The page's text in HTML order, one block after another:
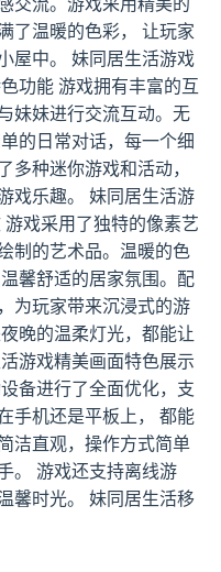
了温暖的色彩， 让玩家
屋中。 妹同居生活游戏
功能 游戏拥有丰富的互
妹妹进行交流互动。无
的日常对话，每一个细
种迷你游戏和活动，
戏乐趣。 妹同居生活游
戏采用了独特的像素艺
制的艺术品。温暖的色
馨舒适的居家氛围。配
为玩家带来沉浸式的游
晚的温柔灯光，都能让
游戏精美画面特色展示
备进行了全面优化，支
手机还是平板上， 都能
洁直观，操作方式简单
。 游戏还支持离线游
馨时光。 妹同居生活移